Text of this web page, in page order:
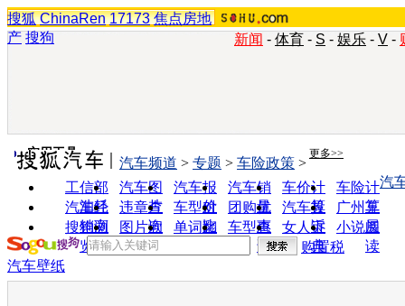
搜狐 ChinaRen 17173 焦点房地
产 搜狗 新闻 - 体育 - S - 娱乐 - V -
实用工具 更多>>
工信部
油耗
汽车图
片
汽车报
价
汽车销
量
车价计
算
车险计
算
汽车经
销商
违章查
询
车型对
比
团购优
惠
汽车投
诉
广州车
展
搜狗浏
览器
图片欣
赏
单词翻
车型查
询
女人宝
典
小说阅
读
汽车频道 > 专题 > 车险政策 >
汽
购置税
汽车壁纸